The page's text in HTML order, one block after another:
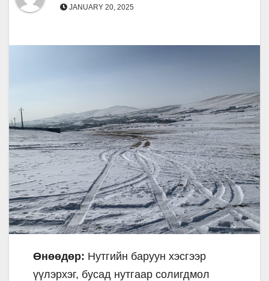
JANUARY 20, 2025
Өнөөдөр: Нутгийн баруун хэсгээр
үүлэрхэг, бусад нутгаар солигдмол